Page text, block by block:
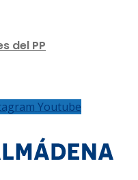
del PP
Youtube